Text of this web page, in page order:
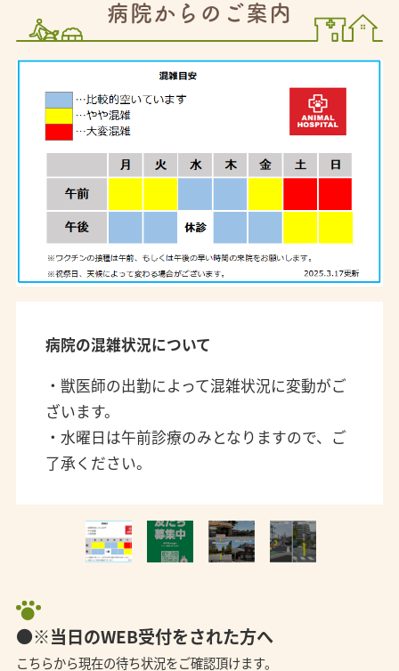
病院からのご案内
病院の混雑状況について
・獣医師の出勤によって混雑状況に変動がご
ざいます。
・水曜日は午前診療のみとなりますので、ご
了承ください。
●※当日のWEB受付をされた方へ
こちらから現在の待ち状況をご確認頂けます。